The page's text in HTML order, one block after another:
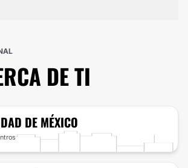
DE TI
DE MÉXICO